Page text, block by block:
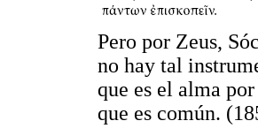
Pero por Zeus,
no hay tal
que es el alma
que es común.